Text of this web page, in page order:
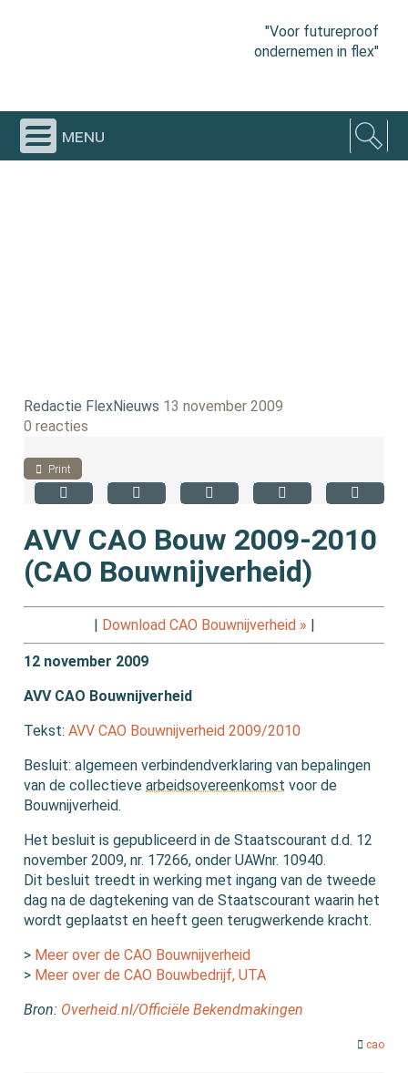
"Voor futureproof
ondernemen in flex"
menu
Redactie FlexNieuws 13 november 2009
0 reacties
Print
AVV CAO Bouw 2009-2010
(CAO Bouwnijverheid)
| Download CAO Bouwnijverheid » |
12 november 2009
AVV CAO Bouwnijverheid
Tekst:AVV CAO Bouwnijverheid 2009/2010
Besluit: algemeen verbindendverklaring van bepalingen
van de collectievearbeidsovereenkomst voor de
Bouwnijverheid.
Het besluit is gepubliceerd in de Staatscourant d.d. 12
november 2009, nr. 17266, onder UAWnr. 10940.
Dit besluit treedt in werking met ingang van de tweede
dag na de dagtekening van de Staatscourant waarin het
wordt geplaatst en heeft geen terugwerkende kracht.
> Meer over de CAO Bouwnijverheid
> Meer over de CAO Bouwbedrijf, UTA
Bron: Overheid.nl/Officiële Bekendmakingen
cao